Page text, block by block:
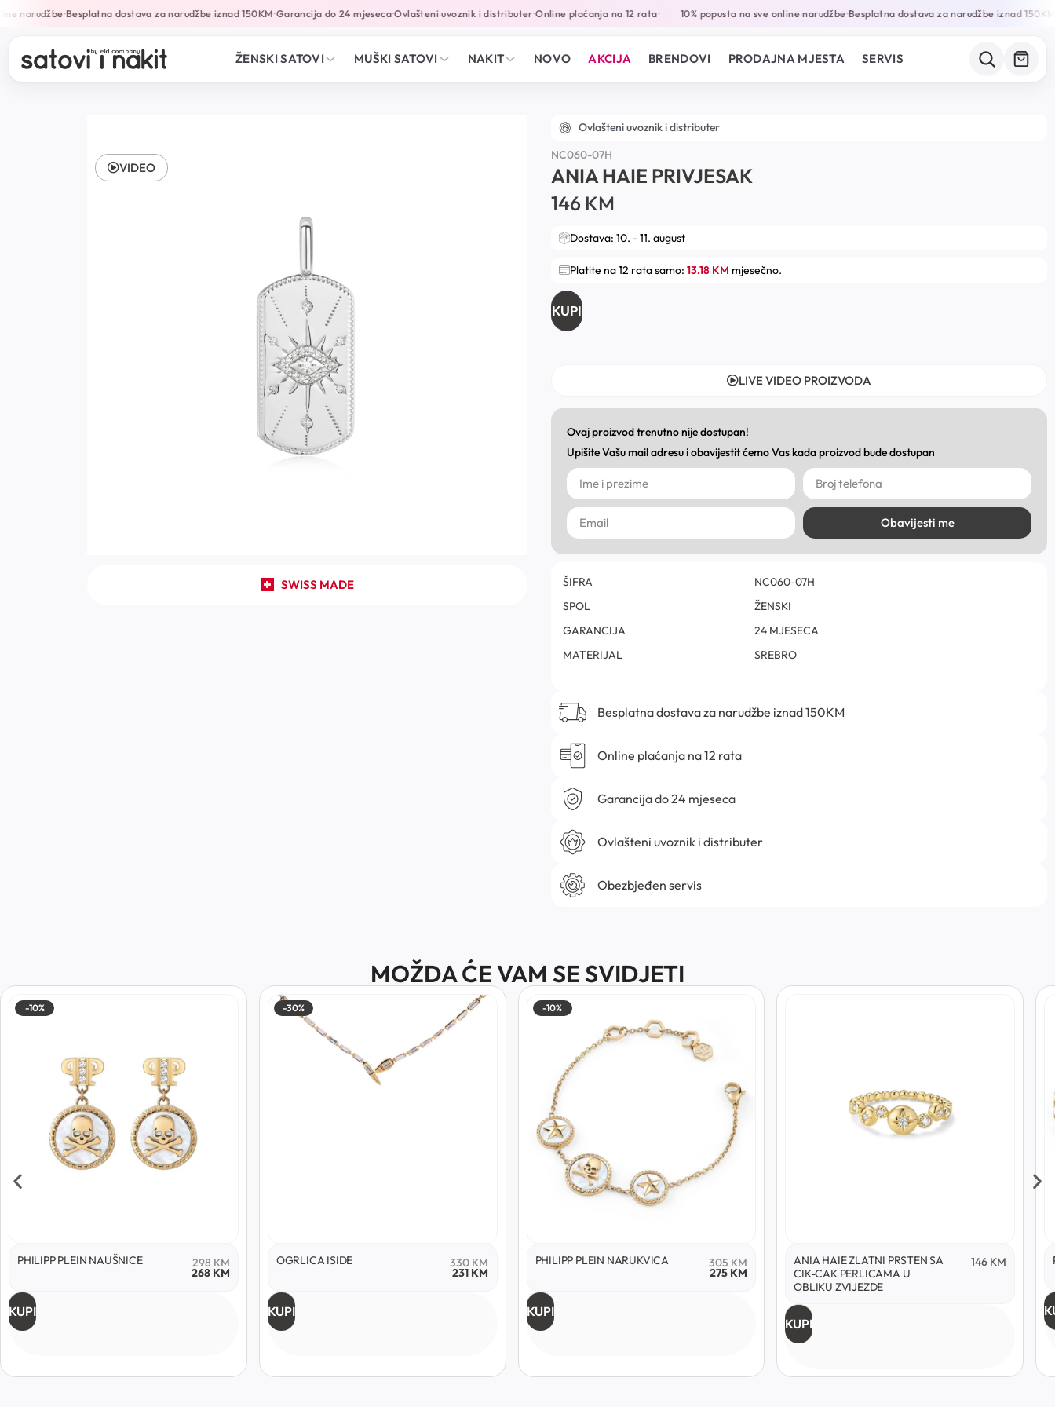
narudžbe•Besplatna dostava za narudžbe iznad 150KM•Garancija do 24 mjeseca•Ovlašteni uvoznik i distributer•Online plaćanja na 12 rata• 10% popusta na sve online narudžbe•Besplatna dostava za narudžbe iznad 150KM
ŽENSKI SATOVI MUŠKI SATOVI NAKIT NOVO AKCIJA BRENDOVI PRODAJNA MJESTA SERVIS
SWISS MADE
VIDEO
Ovlašteni uvoznik i distributer
NC060-07H
ANIA HAIE PRIVJESAK
146 KM
Dostava: 10. - 11. august
Platite na 12 rata samo: 13.18 KM mjesečno.
KUPI
LIVE VIDEO PROIZVODA
Ovaj proizvod trenutno nije dostupan!
Upišite Vašu mail adresu i obavijestit ćemo Vas kada proizvod bude dostupan
Obavijesti me
ŠIFRA
NC060-07H
SPOL
ŽENSKI
GARANCIJA
24 MJESECA
MATERIJAL
SREBRO
Besplatna dostava za narudžbe iznad 150KM
Online plaćanja na 12 rata
Garancija do 24 mjeseca
Ovlašteni uvoznik i distributer
Obezbjeđen servis
MOŽDA ĆE VAM SE SVIDJETI
-10%
PHILIPP PLEIN NAUŠNICE 298KM
268 KM
KUPI
-30%
OGRLICA ISIDE 330KM
231 KM
KUPI
-10%
PHILIPP PLEIN NARUKVICA 305KM
275 KM
KUPI
ANIA HAIE ZLATNI PRSTEN SA
CIK-CAK PERLICAMA U
OBLIKU ZVIJEZDE
146 KM
KUPI